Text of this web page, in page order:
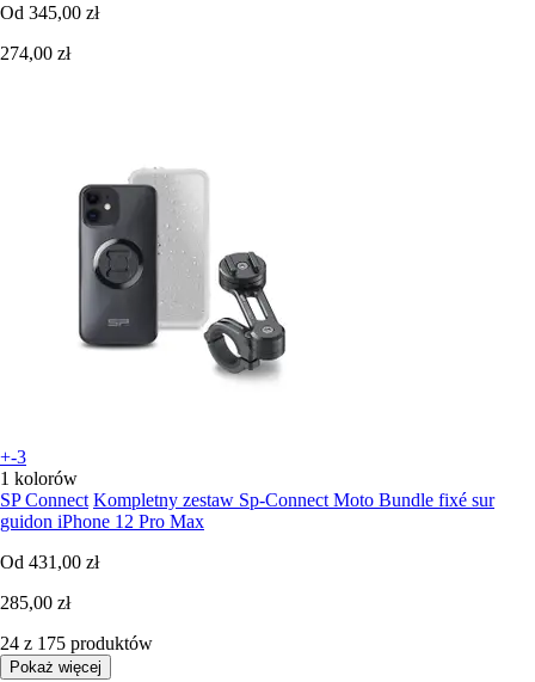
Od 345,00 zł
274,00 zł
+-3
1 kolorów
SP Connect Kompletny zestaw Sp-Connect Moto Bundle fixé sur
guidon iPhone 12 Pro Max
Od 431,00 zł
285,00 zł
24 z 175 produktów
Pokaż więcej